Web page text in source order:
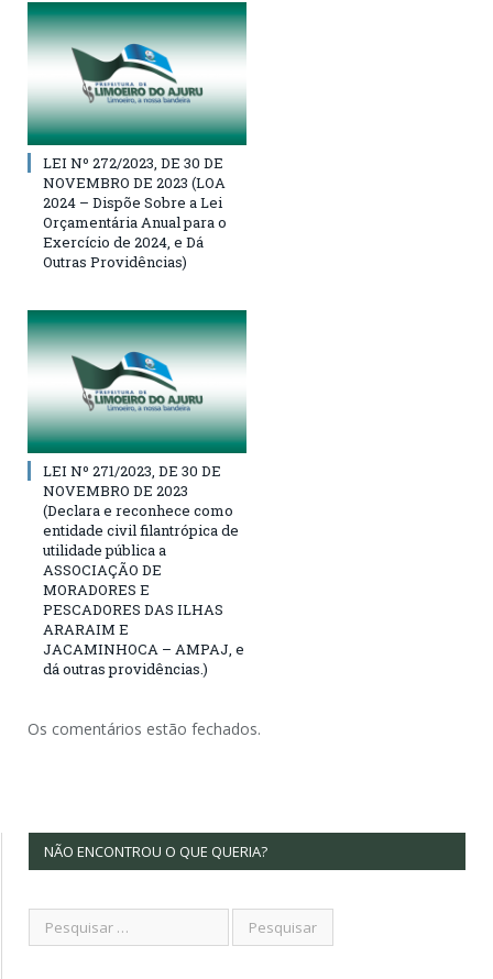
LEI Nº 272/2023, DE 30 DE
NOVEMBRO DE 2023 (LOA
2024 – Dispõe Sobre a Lei
Orçamentária Anual para o
Exercício de 2024, e Dá
Outras Providências)
LEI Nº 271/2023, DE 30 DE
NOVEMBRO DE 2023
(Declara e reconhece como
entidade civil filantrópica de
utilidade pública a
ASSOCIAÇÃO DE
MORADORES E
PESCADORES DAS ILHAS
ARARAIM E
JACAMINHOCA – AMPAJ, e
dá outras providências.)
Os comentários estão fechados.
NÃO ENCONTROU O QUE QUERIA?